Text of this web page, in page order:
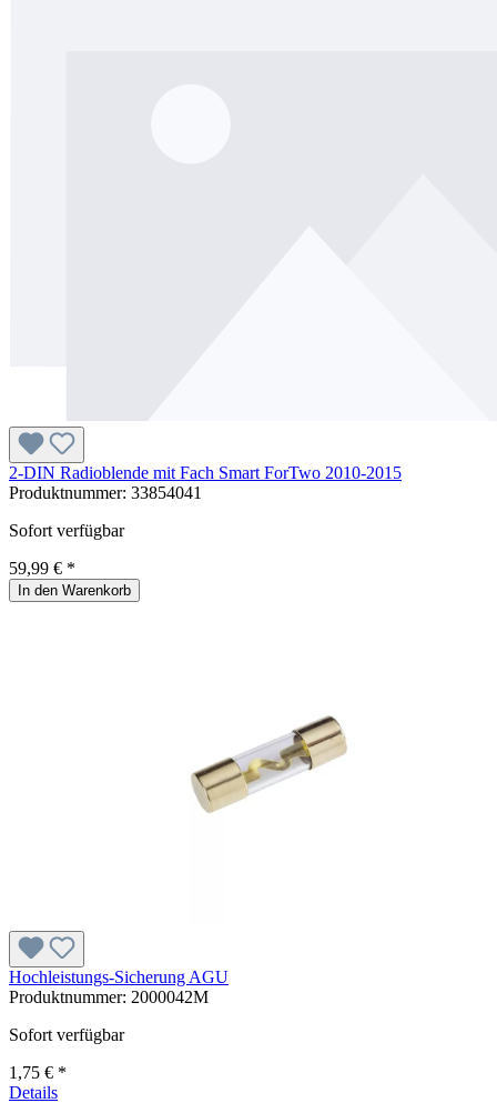
2-DIN Radioblende mit Fach Smart ForTwo 2010-2015
Produktnummer: 33854041
Sofort verfügbar
59,99 € *
In den Warenkorb
Hochleistungs-Sicherung AGU
Produktnummer: 2000042M
Sofort verfügbar
1,75 € *
Details